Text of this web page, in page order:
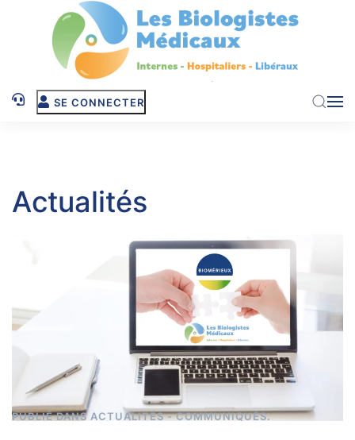
Skip to main content
SE CONNECTER
Actualités
PUBLIÉ DANS ACTUALITÉS - COMMUNIQUÉS.